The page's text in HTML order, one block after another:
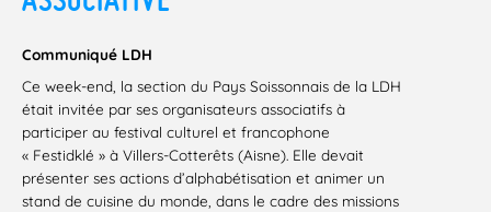
Communiqué LDH
Ce week-end, la section du Pays Soissonnais de la LDH
était invitée par ses organisateurs associatifs à
participer au festival culturel et francophone
« Festidklé » à Villers-Cotterêts (Aisne). Elle devait
présenter ses actions d’alphabétisation et animer un
stand de cuisine du monde, dans le cadre des missions